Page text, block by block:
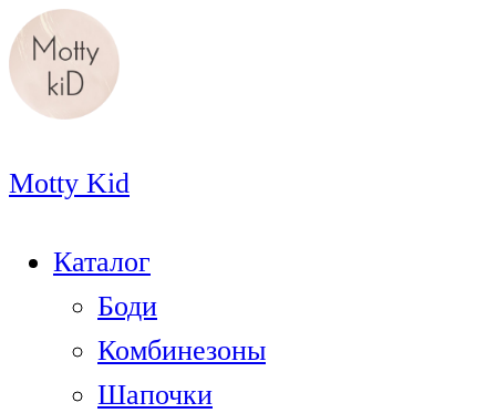
Motty Kid
Каталог
Боди
Комбинезоны
Шапочки